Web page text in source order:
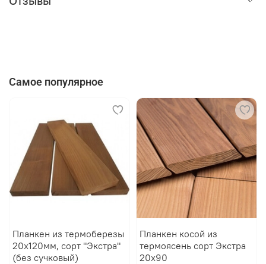
Самое популярное
Планкен из термоберезы
20х120мм, сорт "Экстра"
(без сучковый)
Планкен косой из
термоясень сорт Экстра
20х90